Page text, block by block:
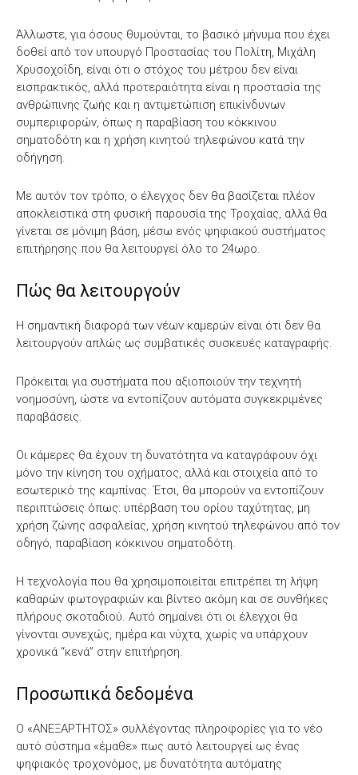
Άλλωστε, για όσους θυμούνται, το βασικό μήνυμα που έχει
δοθεί από τον υπουργό Προστασίας του Πολίτη, Μιχάλη
Χρυσοχοΐδη, είναι ότι ο στόχος του μέτρου δεν είναι
εισπρακτικός, αλλά προτεραιότητα είναι η προστασία της
ανθρώπινης ζωής και η αντιμετώπιση επικίνδυνων
συμπεριφορών, όπως η παραβίαση του κόκκινου
σηματοδότη και η χρήση κινητού τηλεφώνου κατά την
οδήγηση.
Με αυτόν τον τρόπο, ο έλεγχος δεν θα βασίζεται πλέον
αποκλειστικά στη φυσική παρουσία της Τροχαίας, αλλά θα
γίνεται σε μόνιμη βάση, μέσω ενός ψηφιακού συστήματος
επιτήρησης που θα λειτουργεί όλο το 24ωρο.
Πώς θα λειτουργούν
Η σημαντική διαφορά των νέων καμερών είναι ότι δεν θα
λειτουργούν απλώς ως συμβατικές συσκευές καταγραφής.
Πρόκειται για συστήματα που αξιοποιούν την τεχνητή
νοημοσύνη, ώστε να εντοπίζουν αυτόματα συγκεκριμένες
παραβάσεις.
Οι κάμερες θα έχουν τη δυνατότητα να καταγράφουν όχι
μόνο την κίνηση του οχήματος, αλλά και στοιχεία από το
εσωτερικό της καμπίνας. Έτσι, θα μπορούν να εντοπίζουν
περιπτώσεις όπως: υπέρβαση του ορίου ταχύτητας, μη
χρήση ζώνης ασφαλείας, χρήση κινητού τηλεφώνου από τον
οδηγό, παραβίαση κόκκινου σηματοδότη.
Η τεχνολογία που θα χρησιμοποιείται επιτρέπει τη λήψη
καθαρών φωτογραφιών και βίντεο ακόμη και σε συνθήκες
πλήρους σκοταδιού. Αυτό σημαίνει ότι οι έλεγχοι θα
γίνονται συνεχώς, ημέρα και νύχτα, χωρίς να υπάρχουν
χρονικά “κενά” στην επιτήρηση.
Προσωπικά δεδομένα
Ο «ΑΝΕΞΑΡΤΗΤΟΣ» συλλέγοντας πληροφορίες για το νέο
αυτό σύστημα «έμαθε» πως αυτό λειτουργεί ως ένας
ψηφιακός τροχονόμος, με δυνατότητα αυτόματης